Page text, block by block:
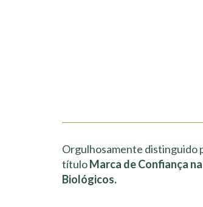
Orgulhosamente distinguido
títuloMarca de Confiança
Biológicos.